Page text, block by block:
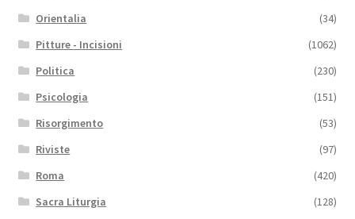
Orientalia
(34)
Pitture - Incisioni
(1062)
Politica
(230)
Psicologia
(151)
Risorgimento
(53)
Riviste
(97)
Roma
(420)
Sacra Liturgia
(128)